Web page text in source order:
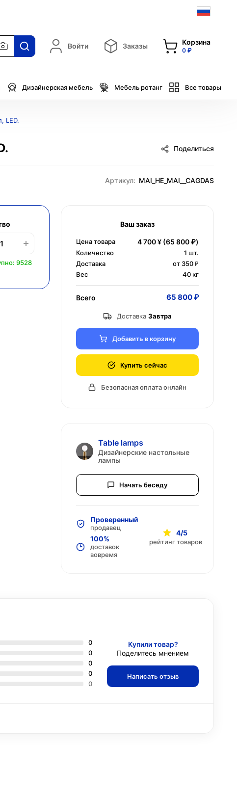
Войти Заказы Корзина
0 ₽
Дизайнерская мебель Мебель ротанг Все товары
LED.
Поделиться
Артикул: MAI_HE_MAI__CAGDAS
9528
Ваш заказ
Цена товара 4 700 ¥ (65 800 ₽)
Количество 1 шт.
Доставка
от 350 ₽
Вес
40 кг
Всего 65 800 ₽
Доставка Завтра
Добавить в корзину
Купить сейчас
Безопасная оплата онлайн
Table lamps
Дизайнерские настольные
лампы
Начать беседу
Проверенный
продавец
100%
доставок
вовремя
4/5
рейтинг товаров
0
0
0
0
0
Купили товар?
Поделитесь мнением
Написать отзыв